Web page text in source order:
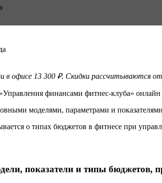
офисе 13 300 ₽. Скидки рассчитываются
финансами фитнес-клуба» онлайн
моделями, параметрами и
о типах бюджетов в фитнесе при
показатели и типы бюджетов,